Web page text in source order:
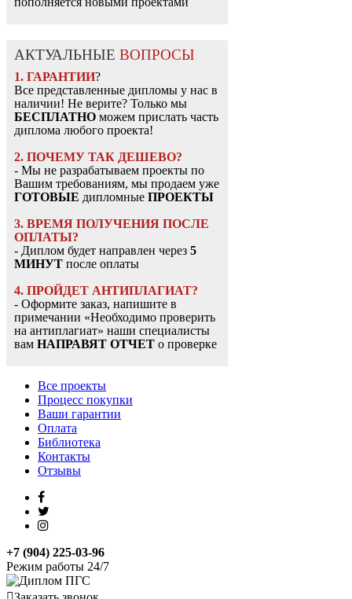
АКТУАЛЬНЫЕ ВОПРОСЫ
1. ГАРАНТИИ?
Все представленные дипломы у нас в
наличии! Не верите? Только мы
БЕСПЛАТНО можем прислать часть
диплома любого проекта!
2. ПОЧЕМУ ТАК ДЕШЕВО?
- Мы не разрабатываем проекты по
Вашим требованиям, мы продаем уже
ГОТОВЫЕ дипломные ПРОЕКТЫ
3. ВРЕМЯ ПОЛУЧЕНИЯ ПОСЛЕ
ОПЛАТЫ?
- Диплом будет направлен через 5
МИНУТ после оплаты
4. ПРОЙДЕТ АНТИПЛАГИАТ?
- Оформите заказ, напишите в
примечании «Необходимо проверить
на антиплагиат» наши специалисты
вам НАПРАВЯТ ОТЧЕТ о проверке
Все проекты
Процесс покупки
Ваши гарантии
Оплата
Библиотека
Контакты
Отзывы
+7 (904) 225-03-96
Режим работы 24/7